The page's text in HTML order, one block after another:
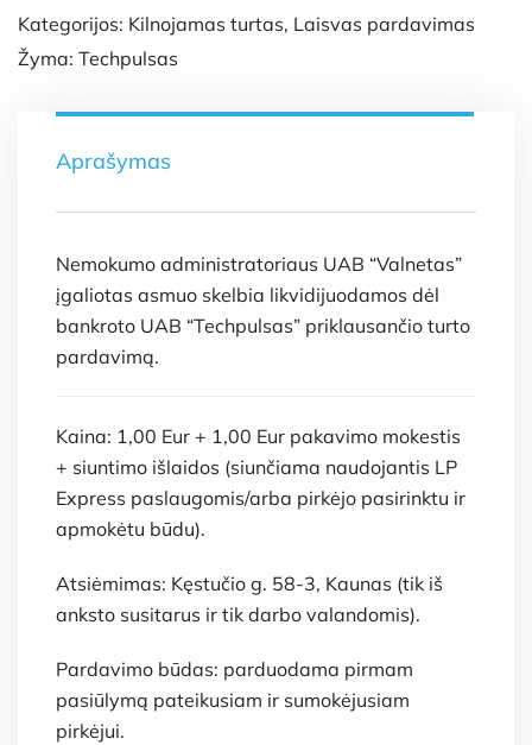
Kategorijos: Kilnojamas turtas, Laisvas pardavimas
Žyma: Techpulsas
Aprašymas
Nemokumo administratoriaus UAB “Valnetas”
įgaliotas asmuo skelbia likvidijuodamos dėl
bankroto UAB “Techpulsas” priklausančio turto
pardavimą.
Kaina: 1,00 Eur + 1,00 Eur pakavimo mokestis
+ siuntimo išlaidos (siunčiama naudojantis LP
Express paslaugomis/arba pirkėjo pasirinktu ir
apmokėtu būdu).
Atsiėmimas: Kęstučio g. 58-3, Kaunas (tik iš
anksto susitarus ir tik darbo valandomis).
Pardavimo būdas: parduodama pirmam
pasiūlymą pateikusiam ir sumokėjusiam
pirkėjui.